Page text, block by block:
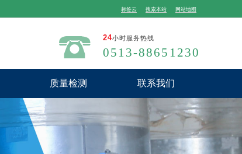
标签云 搜索本站 网站地图
24小时服务热线
0513-88651230
质量检测 联系我们